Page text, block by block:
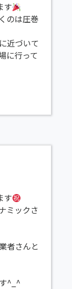
す
のは圧巻
近づいて
に行って
す
ミックさ
者さんと
^_^